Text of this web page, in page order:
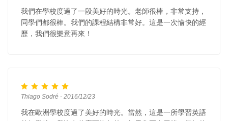
我們在學校度過了一段美好的時光。老師很棒，非常支持，
同學們都很棒。我們的課程結構非常好。這是一次愉快的經
歷，我們很樂意再來！
Thiago Sodré - 2016/12/23
我在歐洲學校度過了美好的時光。當然，這是一所學習英語